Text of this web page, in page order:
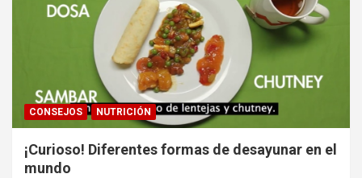
CONSEJOS NUTRICIÓN
¡Curioso! Diferentes formas de desayunar en el
mundo